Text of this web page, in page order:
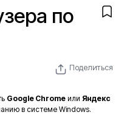
по
Поделиться
Google Chrome или Яндекс
в системе Windows.